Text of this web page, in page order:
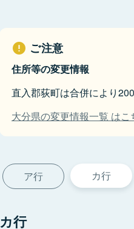
ご注意
住所等の変更情報
直入郡荻町は合併により
大分県の変更情報一覧 はこ
ア行 カ行
カ行